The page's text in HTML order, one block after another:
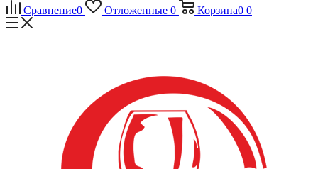
Сравнение0 Отложенные 0 Корзина0 0